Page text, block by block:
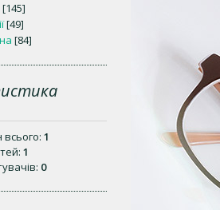
[145]
[49]
[84]
1
1
0